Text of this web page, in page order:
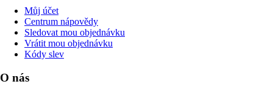
Můj účet
Centrum nápovědy
Sledovat mou objednávku
Vrátit mou objednávku
Kódy slev
O nás